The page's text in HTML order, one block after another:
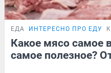
ЕДА ИНТЕРЕСНО ПРО ЕДУ
Какое мясо самое
самое полезное?